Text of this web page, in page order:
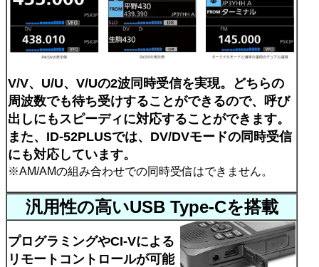
V/V、U/U、V/Uの2波同時受信を実現。どちらの
周波数でも待ち受けすることができるので、呼び
出しにもスピーディに対応することができます。
また、ID-52PLUSでは、DV/DVモードの同時受信
にも対応しています。
※AM/AMの組み合わせでの同時受信はできません。
汎用性の高いUSB Type-Cを搭載
プログラミングやCI-Vによる
リモートコントロールが可能